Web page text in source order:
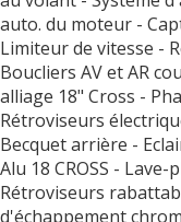
auto. du moteur -
Limiteur de vitesse -
Boucliers AV et AR
alliage 18" Cross -
Rétroviseurs
Becquet arrière -
Alu 18 CROSS -
Rétroviseurs
d'échappement